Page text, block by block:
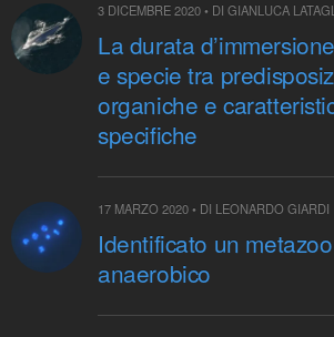
3 DICEMBRE 2020 • DI GIANLUCA
La durata
e specie tra
organiche e
specifiche
17 MARZO 2020 • DI LEONARDO GIARDI
Identificato un metazoo
anaerobico